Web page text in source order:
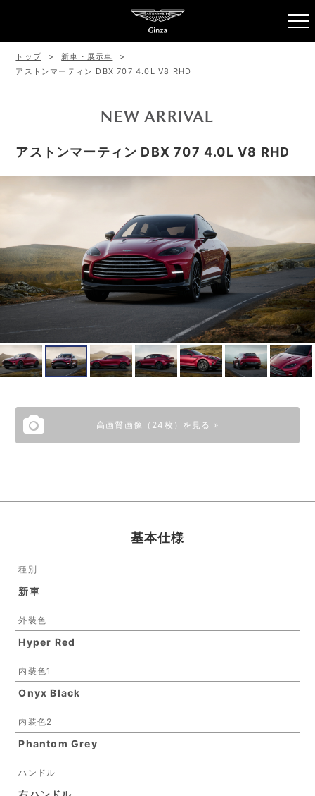
トップ
新車・展示車
アストンマーティン DBX 707 4.0L V8 RHD
NEW ARRIVAL
アストンマーティン DBX 707 4.0L V8 RHD
高画質画像（24枚）を見る »
基本仕様
種別
新車
外装色
Hyper Red
内装色1
Onyx Black
内装色2
Phantom Grey
ハンドル